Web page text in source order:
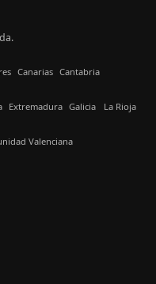
Canarias Cantabria
Extremadura Galicia La Rioja
Valenciana